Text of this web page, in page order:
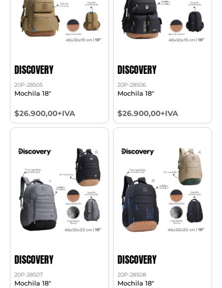
DISCOVERY
20P-28505
Mochila 18"
$26.900,00+IVA
DISCOVERY
20P-28506
Mochila 18"
$26.900,00+IVA
DISCOVERY
20P-28507
Mochila 18"
DISCOVERY
20P-28508
Mochila 18"